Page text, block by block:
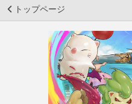
トップページ